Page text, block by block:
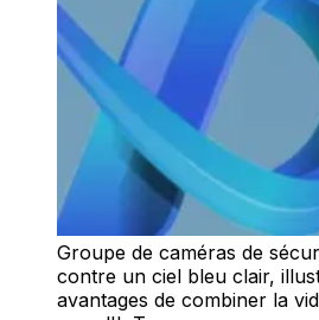
Groupe de caméras de
contre un ciel bleu clair,
avantages de combiner la